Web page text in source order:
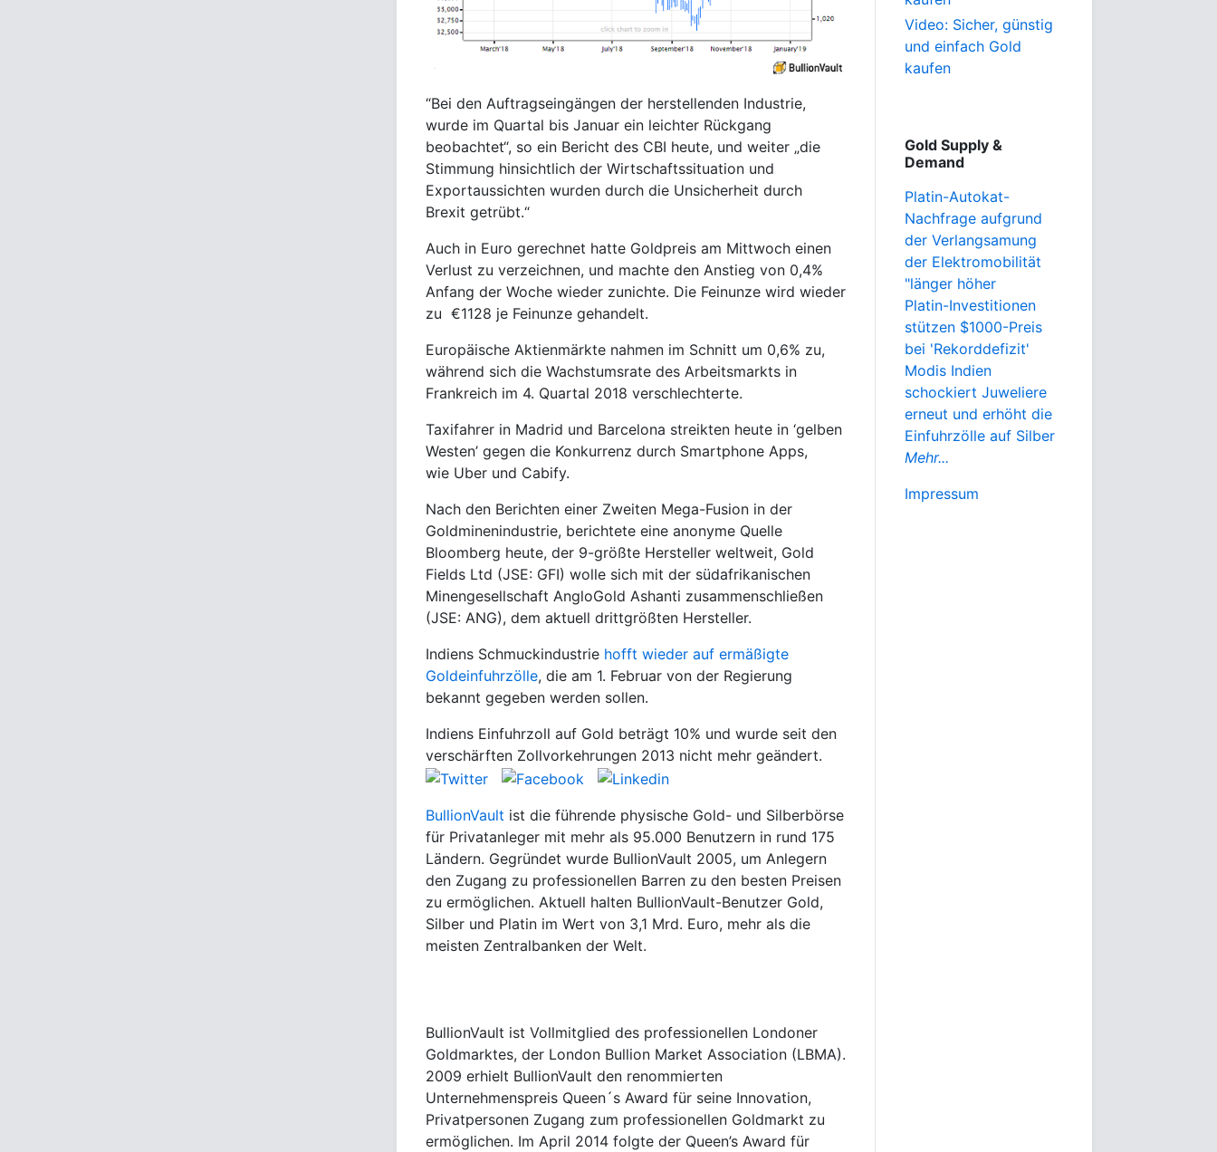
“Bei den Auftragseingängen der herstellenden Industrie,
wurde im Quartal bis Januar ein leichter Rückgang
beobachtet“, so ein Bericht des CBI heute, und weiter „die
Stimmung hinsichtlich der Wirtschaftssituation und
Exportaussichten wurden durch die Unsicherheit durch
Brexit getrübt.“
Auch in Euro gerechnet hatte Goldpreis am Mittwoch einen
Verlust zu verzeichnen, und machte den Anstieg von 0,4%
Anfang der Woche wieder zunichte. Die Feinunze wird wieder
zu €1128 je Feinunze gehandelt.
Europäische Aktienmärkte nahmen im Schnitt um 0,6% zu,
während sich die Wachstumsrate des Arbeitsmarkts in
Frankreich im 4. Quartal 2018 verschlechterte.
Taxifahrer in Madrid und Barcelona streikten heute in ‘gelben
Westen’ gegen die Konkurrenz durch Smartphone Apps,
wie Uber und Cabify.
Nach den Berichten einer Zweiten Mega-Fusion in der
Goldminenindustrie, berichtete eine anonyme Quelle
Bloomberg heute, der 9-größte Hersteller weltweit, Gold
Fields Ltd (JSE: GFI) wolle sich mit der südafrikanischen
Minengesellschaft AngloGold Ashanti zusammenschließen
(JSE: ANG), dem aktuell drittgrößten Hersteller.
Indiens Schmuckindustrie hofft wieder auf ermäßigte
Goldeinfuhrzölle, die am 1. Februar von der Regierung
bekannt gegeben werden sollen.
Indiens Einfuhrzoll auf Gold beträgt 10% und wurde seit den
verschärften Zollvorkehrungen 2013 nicht mehr geändert.
BullionVault ist die führende physische Gold- und Silberbörse
für Privatanleger mit mehr als 95.000 Benutzern in rund 175
Ländern. Gegründet wurde BullionVault 2005, um Anlegern
den Zugang zu professionellen Barren zu den besten Preisen
zu ermöglichen. Aktuell halten BullionVault-Benutzer Gold,
Silber und Platin im Wert von 3,1 Mrd. Euro, mehr als die
meisten Zentralbanken der Welt.
BullionVault ist Vollmitglied des professionellen Londoner
Goldmarktes, der London Bullion Market Association (LBMA).
2009 erhielt BullionVault den renommierten
Unternehmenspreis Queen´s Award für seine Innovation,
Privatpersonen Zugang zum professionellen Goldmarkt zu
ermöglichen. Im April 2014 folgte der Queen’s Award für
Video: Sicher, günstig
und einfach Gold
kaufen
Gold Supply &
Demand
Platin-Autokat-
Nachfrage aufgrund
der Verlangsamung
der Elektromobilität
"länger höher
Platin-Investitionen
stützen $1000-Preis
bei 'Rekorddefizit'
Modis Indien
schockiert Juweliere
erneut und erhöht die
Einfuhrzölle auf Silber
Mehr...
Impressum